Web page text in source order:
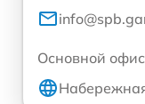
Основной офис